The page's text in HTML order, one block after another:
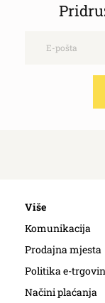
Više
Komunikacija
Prodajna mjesta
Politika e-
Načini plaćanja